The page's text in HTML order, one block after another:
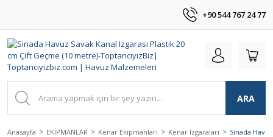
+90 544 767 24 77
ARA
Anasayfa EKİPMANLAR Kenar Ekipmanları Kenar Izgaraları Sinada